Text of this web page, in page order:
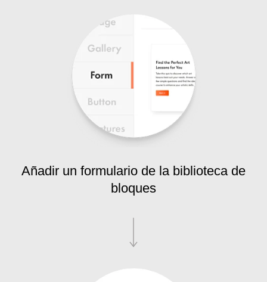
Añadir un formulario de la biblioteca de
bloques